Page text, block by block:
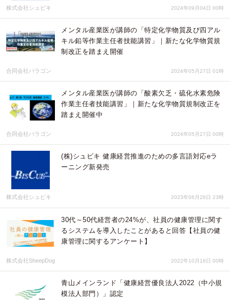
株式会社シュビキ 2024年09月04日 00時
メンタル産業医が講師の「特定化学物質及び四アル
キル鉛等作業主任者技能講習」｜新たな化学物質規
制改正を踏まえ開催
合同会社パラゴン 2024年05月27日 01時
メンタル産業医が講師の「酸素欠乏・硫化水素危険
作業主任者技能講習」｜新たな化学物質規制改正を
踏まえ開催中
合同会社パラゴン 2024年05月27日 00時
(株)シュビキ 健康経営推進のための多言語対応eラ
ーニング新発売
株式会社シュビキ 2023年06月28日 23時
30代～50代経営者の24%が、社員の健康管理に関す
るシステムを導入したことがあると回答【社員の健
康管理に関するアンケート】
株式会社SheepDog 2022年10月18日 00時
青山メインランド「健康経営優良法人2022（中小規
模法人部門）」認定